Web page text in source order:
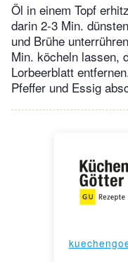
Öl in einem Topf
darin 2-3 Min.
und Brühe
Min. köcheln lassen,
Lorbeerblatt
Pfeffer und Essig